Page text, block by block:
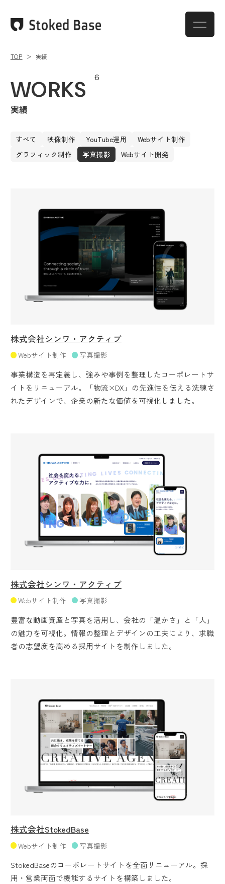
TOP 実績
WORKS 6
実績
すべて 映像制作 YouTube運用
Webサイト制作
グラフィック制作
写真撮影 Webサイト開発
株式会社シンワ・アクティブ
Webサイト制作 写真撮影
事業構造を再定義し、強みや事例を整理したコーポレートサ
イトをリニューアル。「物流×DX」の先進性を伝える洗練さ
れたデザインで、企業の新たな価値を可視化しました。
株式会社シンワ・アクティブ
Webサイト制作 写真撮影
豊富な動画資産と写真を活用し、会社の「温かさ」と「人」
の魅力を可視化。情報の整理とデザインの工夫により、求職
者の志望度を高める採用サイトを制作しました。
株式会社StokedBase
Webサイト制作 写真撮影
StokedBaseのコーポレートサイトを全面リニューアル。採
用・営業両面で機能するサイトを構築しました。